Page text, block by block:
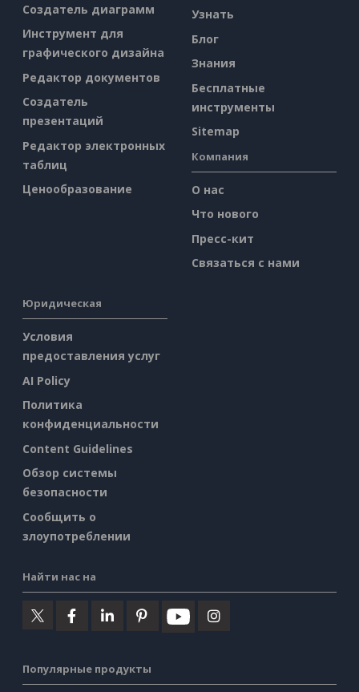
Создатель диаграмм
Инструмент для
графического дизайна
Редактор документов
Создатель
презентаций
Редактор электронных
таблиц
Ценообразование
Узнать
Блог
Знания
Бесплатные
инструменты
Sitemap
Компания
О нас
Что нового
Пресс-кит
Связаться с нами
Юридическая
Условия
предоставления услуг
AI Policy
Политика
конфиденциальности
Content Guidelines
Обзор системы
безопасности
Сообщить о
злоупотреблении
Найти нас на
Популярные продукты